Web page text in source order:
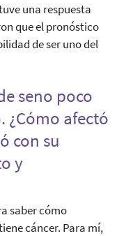
una respuesta
que el pronóstico
de ser uno del
seno poco
¿Cómo afectó
con su
y
saber cómo
cáncer. Para mí,